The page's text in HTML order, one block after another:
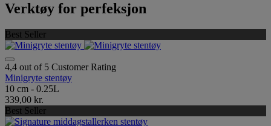
Verktøy for perfeksjon
Best Seller
4,4 out of 5 Customer Rating
Minigryte stentøy
10 cm - 0.25L
339,00 kr.
Best Seller